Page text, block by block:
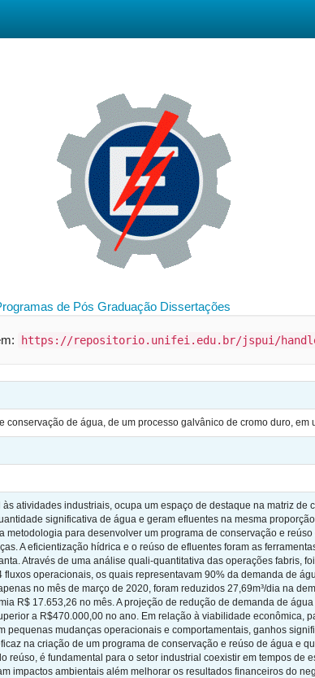
de Pós Graduação Dissertações
https://repositorio.unifei.edu.br/jspui/handle/
conservação de água, de um processo galvânico de cromo duro, em
atividades industriais, ocupa um espaço de destaque na matriz de
significativa de água e geram efluentes na mesma
metodologia para desenvolver um programa de conservação e
A eficientização hídrica e o reúso de efluentes foram as
Através de uma análise quali-quantitativa das operações fabris,
operacionais, os quais representavam 90% da demanda de
no mês de março de 2020, foram reduzidos 27,69m³/dia na
R$ 17.653,26 no mês. A projeção de redução de demanda de
a R$470.000,00 no ano. Em relação à viabilidade econômica,
pequenas mudanças operacionais e comportamentais, ganhos
na criação de um programa de conservação e reúso de água e
reúso, é fundamental para o setor industrial coexistir em tempos de
impactos ambientais além melhorar os resultados financeiros do